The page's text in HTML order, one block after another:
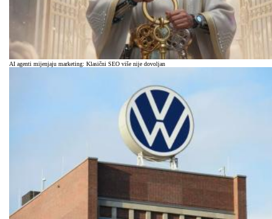
AI agenti mijenjaju marketing: Klasični SEO više nije dovoljan